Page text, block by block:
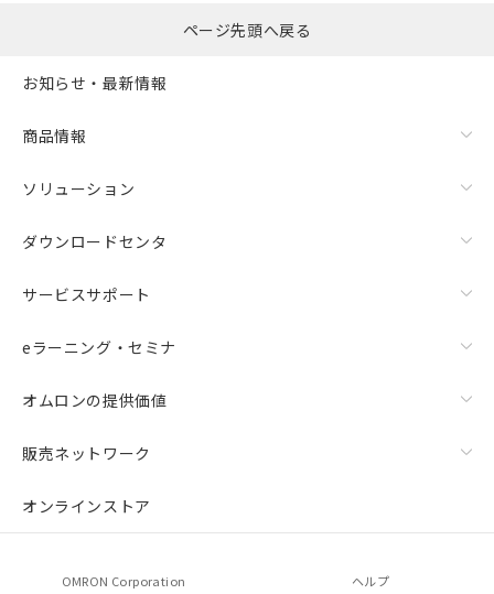
ページ先頭へ戻る
お知らせ・最新情報
商品情報
ソリューション
ダウンロードセンタ
サービスサポート
eラーニング・セミナ
オムロンの提供価値
販売ネットワーク
オンラインストア
OMRON Corporation ヘルプ